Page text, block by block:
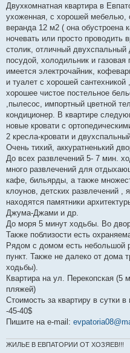
о
б
щ
е
н
и
е
Двухкомнатная квартира в
ухоженная, с хорошей мебелью,
веранда 12 м2 ( она обустроена
ночевать или просто проводить
столик, отличный
посудой, холодильник и
имеется электрочайник,
и туалет с хорошей
хорошее чистое постельное
,пылесос, импортный цветной
кондиционер. В квартире
новые кровати с
2 кресла-кровати и
Очень тихий, аккуратненький
До всех развлечений 5- 7 мин.
много развлечений для
кафе, бильярды, а также
клоунов, детских развлечений ,
находятся памятники
Джума-Джами и др.
До моря 5 минут ходьбы. Во
Также поблизости есть
Рядом с домом есть небольшой
пункт. Также не далеко от дома
ходьбы).
Квартира на ул. Перекопская (5
пляжей)
Стоимость за квартиру в сутки
-45-40$
Пишите на e-mail:
ЖИЛЬЕ В ЕВПАТОРИИ ОТ ХОЗЯЕВ!!!